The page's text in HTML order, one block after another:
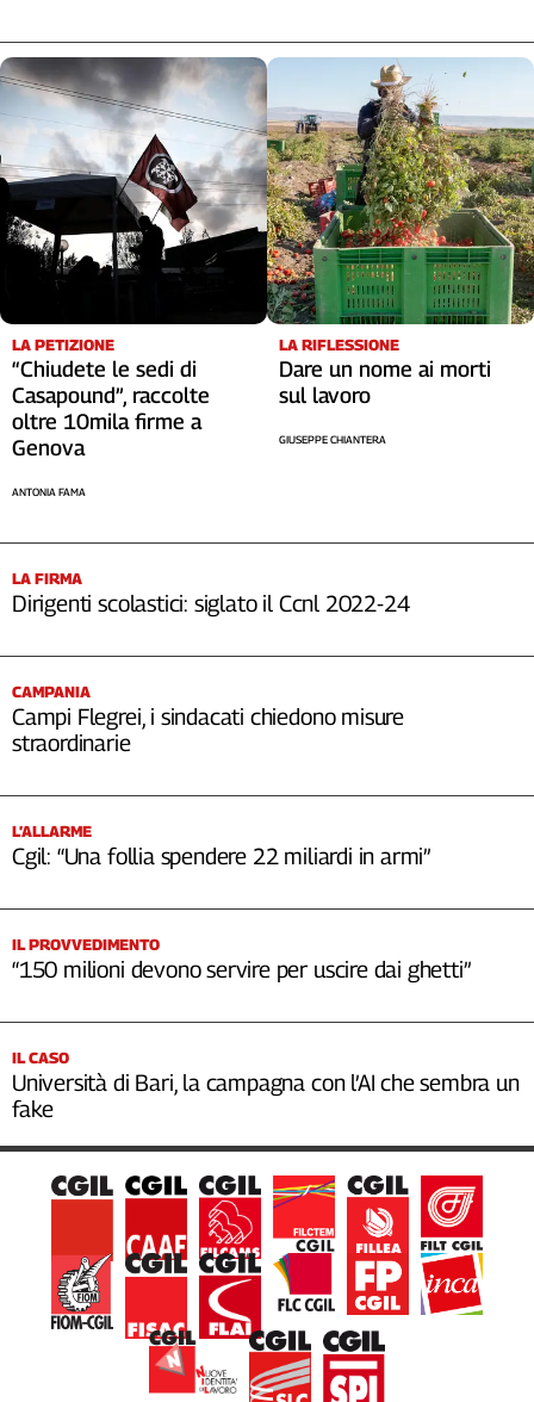
Trentino
Umbria
Valle
D'Aosta
Veneto
Archivio
Storico
1955-
2014
Cerca
Contatti
redazione
Newsletter
LA PETIZIONE
“Chiudete le sedi di
Casapound”, raccolte
oltre 10mila firme a
Genova
ANTONIA FAMA
LA RIFLESSIONE
Dare un nome ai morti
sul lavoro
GIUSEPPE CHIANTERA
LA FIRMA
Dirigenti scolastici: siglato il Ccnl 2022-24
CAMPANIA
Campi Flegrei, i sindacati chiedono misure
straordinarie
L’ALLARME
Cgil: “Una follia spendere 22 miliardi in armi”
IL PROVVEDIMENTO
“150 milioni devono servire per uscire dai ghetti”
IL CASO
Università di Bari, la campagna con l’AI che sembra un
fake